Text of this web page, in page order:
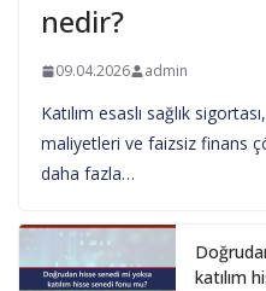
nedir?
09.04.2026 admin
Katılım esaslı sağlık
maliyetleri ve faizsiz finans
daha fazla…
katılım